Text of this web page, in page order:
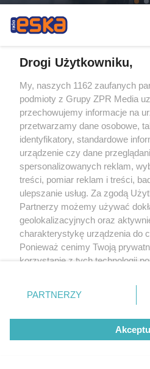
Drogi Użytkowniku,
My, naszych 1162 zaufanych
podmioty z Grupy ZPR Media
przechowujemy informacje na
przetwarzamy dane osobowe,
identyfikatory, standardowe
urządzenie czy dane
spersonalizowanych reklam,
treści, pomiar reklam i treści,
ulepszanie usług. Za zgodą
Partnerzy możemy używać
geolokalizacyjnych oraz
charakterystykę urządzenia do
Ponieważ cenimy Twoją
korzystanie z tych technologii
zmienić/wycofać klikając
znajdujący się w lewym dolnym
rodzaje przetwarzania danych
użytkownika, ale masz prawo
przetwarzaniu. Preferencje
PARTNERZY